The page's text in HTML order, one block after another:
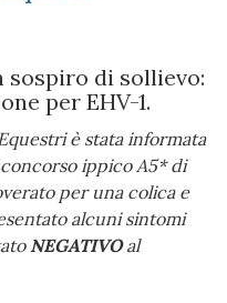
sospiro di sollievo:
per EHV-1.
è stata informata
ippico A5* di
per una colica e
alcuni sintomi
NEGATIVOal